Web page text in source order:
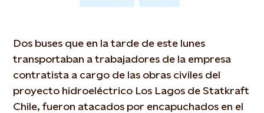
Dos buses que en la tarde de este lunes
transportaban a trabajadores de la empresa
contratista a cargo de las obras civiles del
proyecto hidroeléctrico Los Lagos de Statkraft
Chile, fueron atacados por encapuchados en el